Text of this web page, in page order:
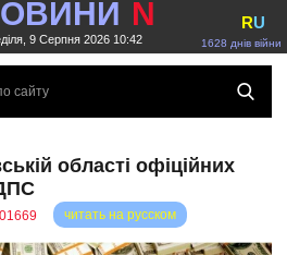
N
9 Серпня 2026 10:42 1628 днів війни
RU
області офіційних
читать на русском